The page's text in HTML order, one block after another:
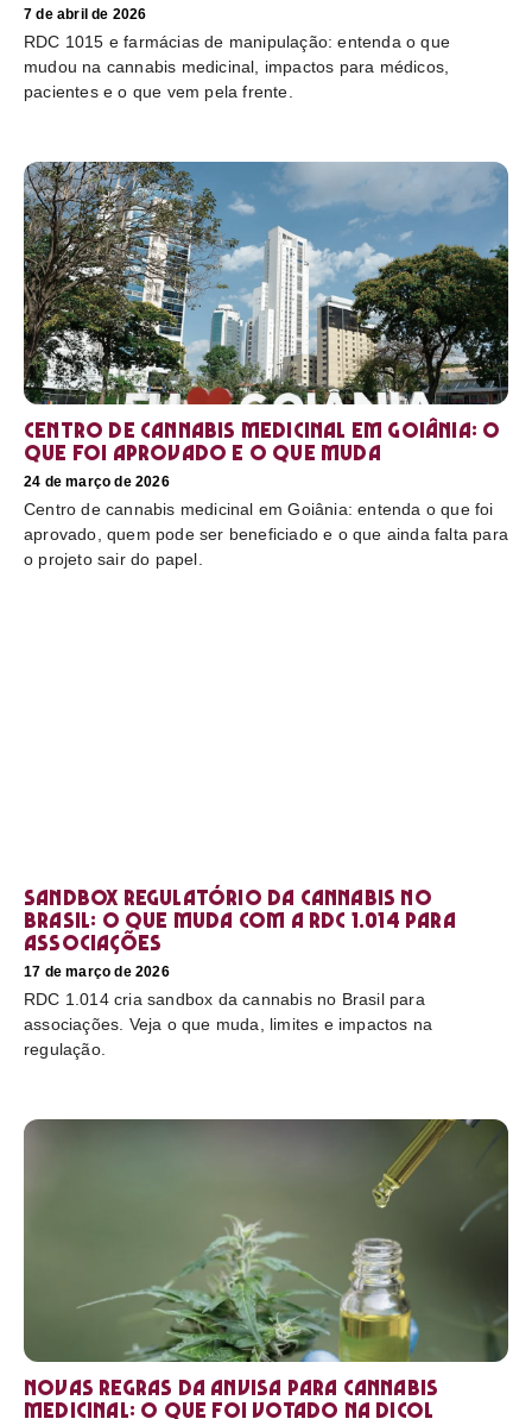
7 de abril de 2026
RDC 1015 e farmácias de manipulação: entenda o que
mudou na cannabis medicinal, impactos para médicos,
pacientes e o que vem pela frente.
Centro de cannabis medicinal em Goiânia: o
que foi aprovado e o que muda
24 de março de 2026
Centro de cannabis medicinal em Goiânia: entenda o que foi
aprovado, quem pode ser beneficiado e o que ainda falta para
o projeto sair do papel.
Sandbox regulatório da cannabis no
Brasil: o que muda com a RDC 1.014 para
associações
17 de março de 2026
RDC 1.014 cria sandbox da cannabis no Brasil para
associações. Veja o que muda, limites e impactos na
regulação.
Novas regras da Anvisa para cannabis
medicinal: o que foi votado na Dicol